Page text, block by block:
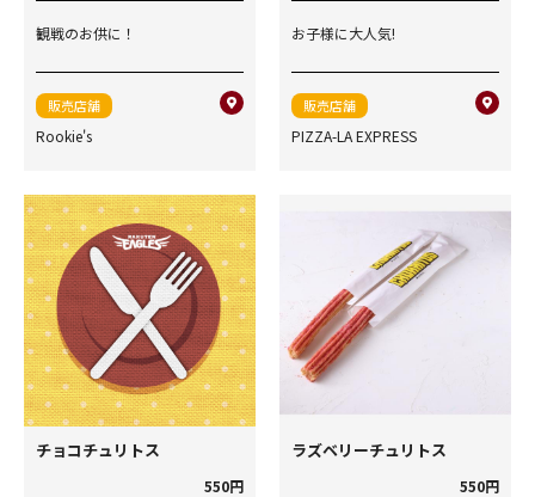
観戦のお供に！
販売店舗
Rookie's
お子様に大人気!
販売店舗
PIZZA-LA EXPRESS
チョコチュリトス
550円
ラズベリーチュリトス
550円